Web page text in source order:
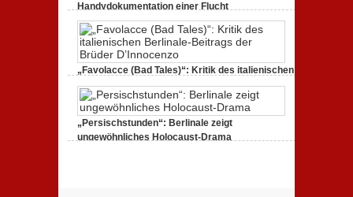
Handydokumentation einer Flucht
„Saudi
Runaway“:
Berlinale
Handydokumentation
einer
„Favolacce (Bad Tales)“: Kritik des italienischen
Berlinale-Beitrags der Brüder D’Innocenzo
25. Februar 2020,Keine Kommentarezu
„Favolacce
(Bad
Tales)“:
Kritik
des
„Persischstunden“: Berlinale zeigt
ungewöhnliches Holocaust-Drama